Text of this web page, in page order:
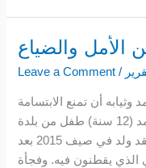
الأمل والضياع
Leave a Comment /
أن تمنع الابتسامة
المعهودة التي لا تفارق محياه. محمد (12 سنة) طفل من بلدة
معرة حرمة، أخ لثلاثة أولاد هو أكبرهم، فقد ولد في صيف 2015 بعد
يقطنون فيه. وفجأة
أطفال
الأمل
والضياع